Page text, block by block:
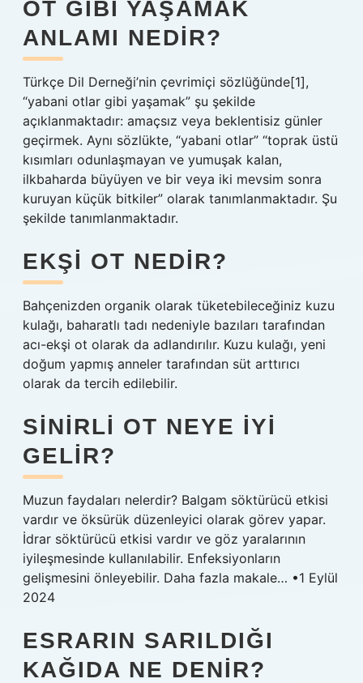
OT GIBI YAŞAMAK
ANLAMI NEDIR?
Türkçe Dil Derneği’nin çevrimiçi sözlüğünde[1],
“yabani otlar gibi yaşamak” şu şekilde
açıklanmaktadır: amaçsız veya beklentisiz günler
geçirmek. Aynı sözlükte, “yabani otlar” “toprak üstü
kısımları odunlaşmayan ve yumuşak kalan,
ilkbaharda büyüyen ve bir veya iki mevsim sonra
kuruyan küçük bitkiler” olarak tanımlanmaktadır. Şu
şekilde tanımlanmaktadır.
EKŞI OT NEDIR?
Bahçenizden organik olarak tüketebileceğiniz kuzu
kulağı, baharatlı tadı nedeniyle bazıları tarafından
acı-ekşi ot olarak da adlandırılır. Kuzu kulağı, yeni
doğum yapmış anneler tarafından süt arttırıcı
olarak da tercih edilebilir.
SINIRLI OT NEYE IYI
GELIR?
Muzun faydaları nelerdir? Balgam söktürücü etkisi
vardır ve öksürük düzenleyici olarak görev yapar.
İdrar söktürücü etkisi vardır ve göz yaralarının
iyileşmesinde kullanılabilir. Enfeksiyonların
gelişmesini önleyebilir. Daha fazla makale… •1 Eylül
2024
ESRARIN SARILDIĞI
KAĞIDA NE DENIR?